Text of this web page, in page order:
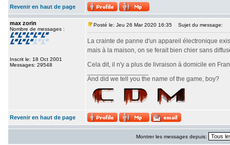
Revenir en haut de page
max zorin
Nombre de messages :
Inscrit le: 18 Oct 2001
Messages: 29548
Posté le: Jeu 26 Mar 2020 16:35 Sujet du message:
La crainte de panne d'un appareil électronique
mais à la maison, on se ferait bien chier sans
Cela dit, il n'y a plus de livraison à domicile en
And did we tell you the name of the game, boy?
Revenir en haut de page
Montrer les messages depuis: